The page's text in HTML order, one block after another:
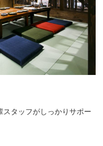
スタッフがしっかりサポー